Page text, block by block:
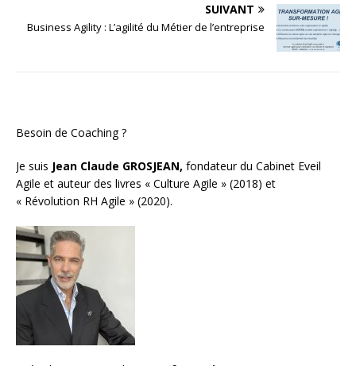
SUIVANT
Business Agility : L’agilité du Métier de l’entreprise
Besoin de Coaching ?
Je suis Jean Claude GROSJEAN, fondateur du Cabinet Eveil
Agile et auteur des livres « Culture Agile » (2018) et
« Révolution RH Agile » (2020).